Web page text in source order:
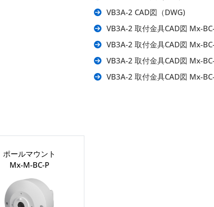
VB3A-2 CAD図（DWG)
VB3A-2 取付金具CAD図 Mx-
VB3A-2 取付金具CAD図 Mx-
VB3A-2 取付金具CAD図 Mx-
VB3A-2 取付金具CAD図 Mx-BC-
ポールマウント
Mx-M-BC-P